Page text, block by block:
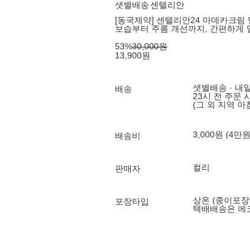
샛별배송센텔리안
[동국제약] 센텔리안24 마데카크림
보습부터 주름 개선까지, 간편하게
53%30,000원
13,900원
배송
샛별배송 · 내
23시 전 주문
(그 외 지역 아
배송비 3,000원 (4만
판매자 컬리
포장타입
상온 (종이포
택배배송은 에